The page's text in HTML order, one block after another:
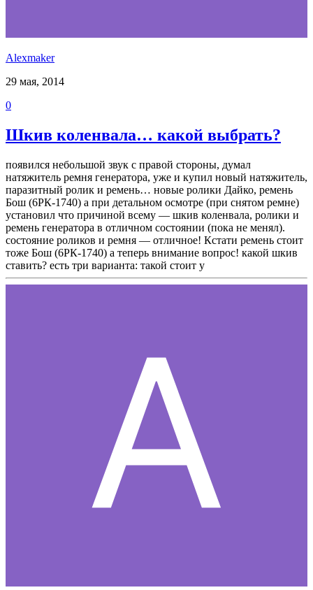
Alexmaker
29 мая, 2014
0
Шкив коленвала… какой выбрать?
появился небольшой звук с правой стороны, думал
натяжитель ремня генератора, уже и купил новый натяжитель,
паразитный ролик и ремень… новые ролики Дайко, ремень
Бош (6РК-1740) а при детальном осмотре (при снятом ремне)
установил что причиной всему — шкив коленвала, ролики и
ремень генератора в отличном состоянии (пока не менял).
состояние роликов и ремня — отличное! Кстати ремень стоит
тоже Бош (6РК-1740) а теперь внимание вопрос! какой шкив
ставить? есть три варианта: такой стоит у